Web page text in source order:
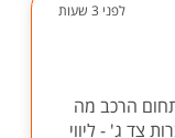
לפני 3 שעות
הרכב מה
צד ג' - ליווי